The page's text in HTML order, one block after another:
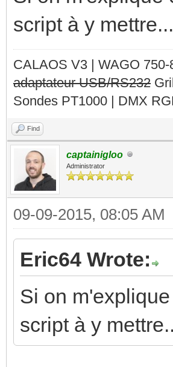
script à y
CALAOS V3 | WAGO 750-
adaptateur USB/RS232
Sondes PT1000 | DMX
Find
captainigloo
Administrator
09-09-2015, 08:05 AM
Eric64 Wrote:
Si on
script à y